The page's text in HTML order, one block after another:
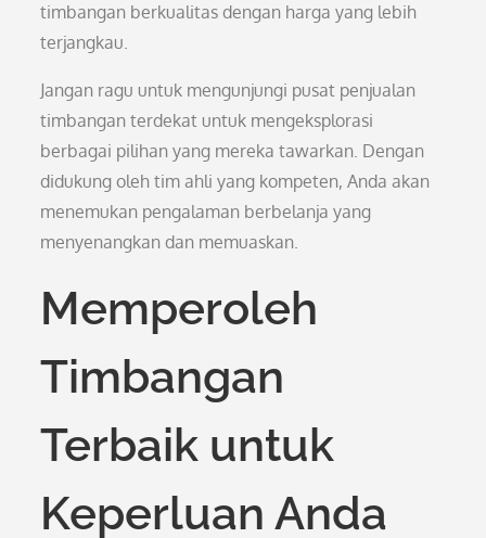
timbangan berkualitas dengan harga yang lebih
terjangkau.
Jangan ragu untuk mengunjungi pusat penjualan
timbangan terdekat untuk mengeksplorasi
berbagai pilihan yang mereka tawarkan. Dengan
didukung oleh tim ahli yang kompeten, Anda akan
menemukan pengalaman berbelanja yang
menyenangkan dan memuaskan.
Memperoleh
Timbangan
Terbaik untuk
Keperluan Anda